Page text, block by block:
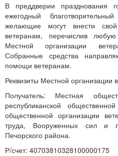
В преддверии празднования
ежегодный
желающие могут внести
ветеранам, перечислив
Местной организации
Собранные средства
помощи ветеранам.
Реквизиты Местной организации
Получатель: Местная
республиканской
общественной организации
труда, Вооруженных сил и
Печорского района.
Р/счет: 40703810328100000175